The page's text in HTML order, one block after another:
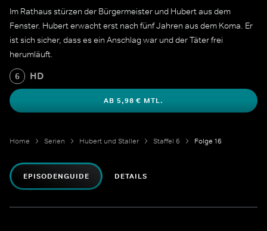
Im Rathaus stürzen der Bürgermeister und Hubert aus dem
Fenster. Hubert erwacht erst nach fünf Jahren aus dem Koma. Er
ist sich sicher, dass es ein Anschlag war und der Täter frei
herumläuft.
6 HD
AB 5,98 € MTL.
Home Serien Hubert und Staller Staffel 6 Folge 16
EPISODENGUIDE DETAILS